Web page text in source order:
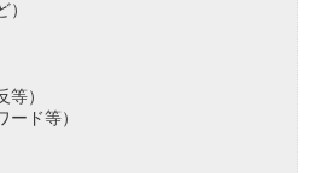
）
等）
ード等）